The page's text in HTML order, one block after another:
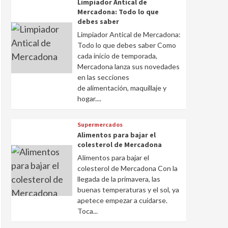
Limpiador Antical de
Mercadona: Todo lo que
debes saber
Limpiador Antical de Mercadona:
Todo lo que debes saber Como
cada inicio de temporada,
Mercadona lanza sus novedades
en las secciones
de alimentación, maquillaje y
hogar....
Supermercados
Alimentos para bajar el
colesterol de Mercadona
Alimentos para bajar el
colesterol de Mercadona Con la
llegada de la primavera, las
buenas temperaturas y el sol, ya
apetece empezar a cuidarse.
Toca...